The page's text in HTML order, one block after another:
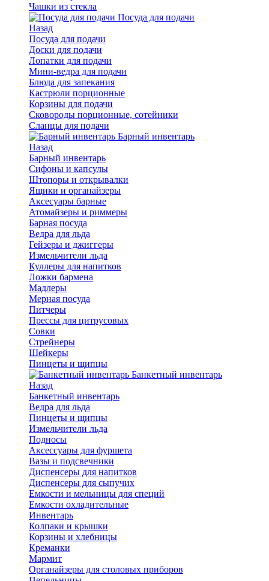
Чашки из стекла
Посуда для подачи
Назад
Посуда для подачи
Доски для подачи
Лопатки для подачи
Мини-ведра для подачи
Блюда для запекания
Кастрюли порционные
Корзины для подачи
Сковороды порционные, сотейники
Сланцы для подачи
Барный инвентарь
Назад
Барный инвентарь
Сифоны и капсулы
Штопоры и открывалки
Ящики и органайзеры
Аксесуары барные
Атомайзеры и риммеры
Барная посуда
Ведра для льда
Гейзеры и джиггеры
Измельчители льда
Куллеры для напитков
Ложки бармена
Мадлеры
Мерная посуда
Питчеры
Прессы для цитрусовых
Совки
Стрейнеры
Шейкеры
Пинцеты и щипцы
Банкетный инвентарь
Назад
Банкетный инвентарь
Ведра для льда
Пинцеты и щипцы
Измельчители льда
Подносы
Аксессуары для фуршета
Вазы и подсвечники
Диспенсеры для напитков
Диспенсеры для сыпучих
Емкости и мельницы для специй
Емкости охладительные
Инвентарь
Колпаки и крышки
Корзины и хлебницы
Креманки
Мармит
Органайзеры для столовых приборов